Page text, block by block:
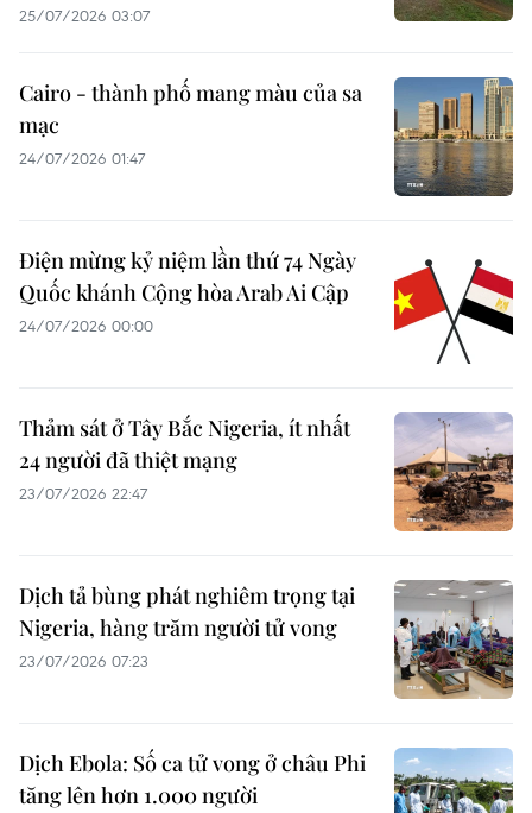
25/07/2026 03:07
Cairo - thành phố mang màu của sa
mạc
24/07/2026 01:47
Điện mừng kỷ niệm lần thứ 74 Ngày
Quốc khánh Cộng hòa Arab Ai Cập
24/07/2026 00:00
Thảm sát ở Tây Bắc Nigeria, ít nhất
24 người đã thiệt mạng
23/07/2026 22:47
Dịch tả bùng phát nghiêm trọng tại
Nigeria, hàng trăm người tử vong
23/07/2026 07:23
Dịch Ebola: Số ca tử vong ở châu Phi
tăng lên hơn 1.000 người